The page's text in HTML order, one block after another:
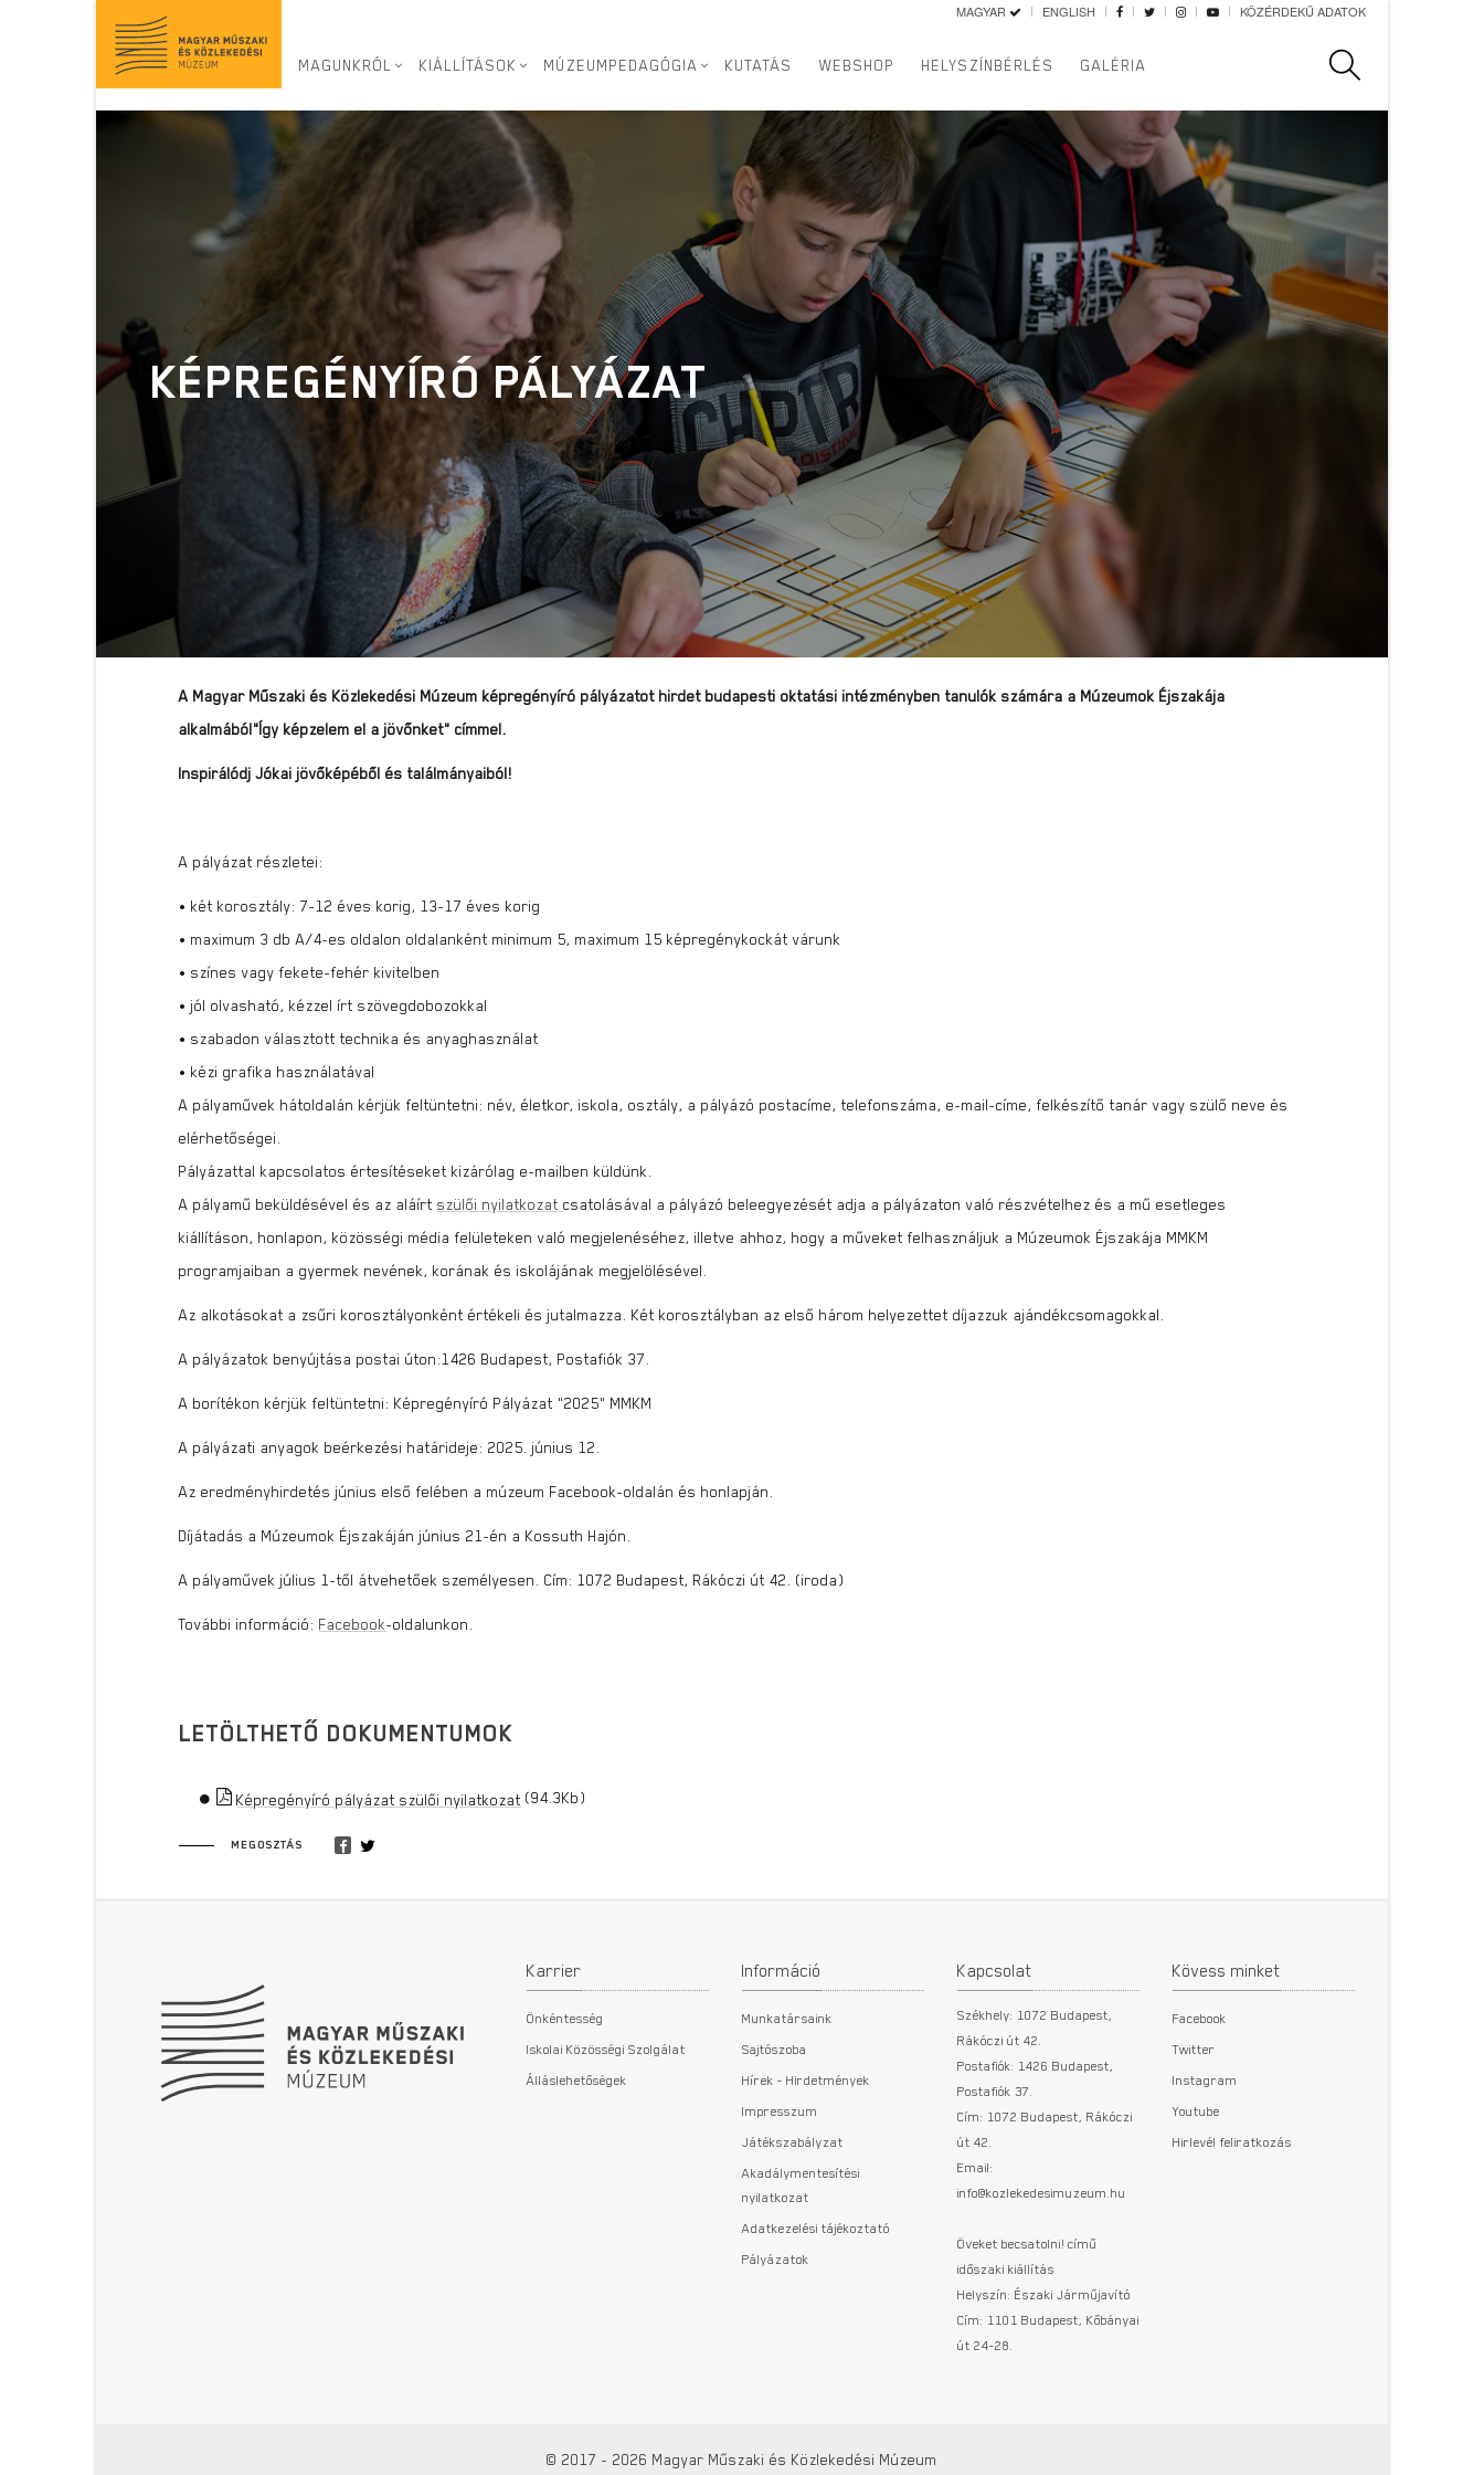
tartalomra
MAGYAR ENGLISH KÖZÉRDEKŰ ADATOK
MAGUNKRÓL KIÁLLÍTÁSOK MÚZEUMPEDAGÓGIA KUTATÁS WEBSHOP HELYSZÍNBÉRLÉS GALÉRIA
KÉPREGÉNYÍRÓ PÁLYÁZAT
A Magyar Műszaki és Közlekedési Múzeum képregényíró pályázatot hirdet budapesti oktatási intézményben tanulók számára a Múzeumok Éjszakája
alkalmából„Így képzelem el a jövőnket” címmel.
Inspirálódj Jókai jövőképéből és találmányaiból!
A pályázat részletei:
• két korosztály: 7-12 éves korig, 13-17 éves korig
• maximum 3 db A/4-es oldalon oldalanként minimum 5, maximum 15 képregénykockát várunk
• színes vagy fekete-fehér kivitelben
• jól olvasható, kézzel írt szövegdobozokkal
• szabadon választott technika és anyaghasználat
• kézi grafika használatával
A pályaművek hátoldalán kérjük feltüntetni: név, életkor, iskola, osztály, a pályázó postacíme, telefonszáma, e-mail-címe, felkészítő tanár vagy szülő neve és
elérhetőségei.
Pályázattal kapcsolatos értesítéseket kizárólag e-mailben küldünk.
A pályamű beküldésével és az aláírt szülői nyilatkozat csatolásával a pályázó beleegyezését adja a pályázaton való részvételhez és a mű esetleges
kiállításon, honlapon, közösségi média felületeken való megjelenéséhez, illetve ahhoz, hogy a műveket felhasználjuk a Múzeumok Éjszakája MMKM
programjaiban a gyermek nevének, korának és iskolájának megjelölésével.
Az alkotásokat a zsűri korosztályonként értékeli és jutalmazza. Két korosztályban az első három helyezettet díjazzuk ajándékcsomagokkal.
A pályázatok benyújtása postai úton:1426 Budapest, Postafiók 37.
A borítékon kérjük feltüntetni: Képregényíró Pályázat „2025” MMKM
A pályázati anyagok beérkezési határideje: 2025. június 12.
Az eredményhirdetés június első felében a múzeum Facebook-oldalán és honlapján.
Díjátadás a Múzeumok Éjszakáján június 21-én a Kossuth Hajón.
A pályaművek július 1-től átvehetőek személyesen. Cím: 1072 Budapest, Rákóczi út 42. (iroda)
További információ: Facebook-oldalunkon.
LETÖLTHETŐ DOKUMENTUMOK
Képregényíró pályázat szülői nyilatkozat (94.3Kb)
MEGOSZTÁS
Karrier
Önkéntesség
Iskolai Közösségi Szolgálat
Álláslehetőségek
Információ
Munkatársaink
Sajtószoba
Hírek - Hirdetmények
Impresszum
Játékszabályzat
Akadálymentesítési
nyilatkozat
Adatkezelési tájékoztató
Pályázatok
Kapcsolat
Székhely: 1072 Budapest,
Rákóczi út 42.
Postafiók: 1426 Budapest,
Postafiók 37.
Cím: 1072 Budapest, Rákóczi
út 42.
Email:
info@kozlekedesimuzeum.hu
Öveket becsatolni! című
időszaki kiállítás
Helyszín: Északi Járműjavító
Cím: 1101 Budapest, Kőbányai
út 24-28.
Kövess minket
Facebook
Twitter
Instagram
Youtube
Hirlevél feliratkozás
© 2017 - 2026 Magyar Műszaki és Közlekedési Múzeum